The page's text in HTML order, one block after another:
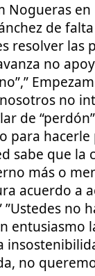
Nogueras
de
resolver las
no
no
de
para
sabe que
más o
acuerdo a
”Ustedes no
entusiasmo
no